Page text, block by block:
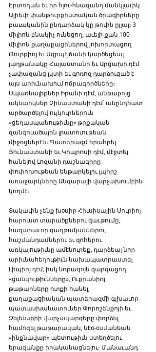
Էրտողան եւ իր հլու-հնազանդ մանկլաւիկ
Ալիեւի փանթուրքիստական ծրագիրները
բաւականին ընդարձակ կը թուին ըլլալ։ 3
միլիոն բնակիչ ունեցող, աւելի քան 100
միլիոն քաղաքացիներով յոխորտացող
Թուրքիոյ եւ Ազրպէյճանի կարծեցեալ
յաղթանակը Հայաստանի եւ Արցախի դէմ
չափազանց լկտի եւ գոռոզ դարձուցած է
այս արիւնախում ոճրագործները։
Սպառնալիքներ Իրանի դէմ, անթաքոյց
ակնարկներ Չինաստանի դէմ՝ անընդհատ
արծարծելով ույկուրներուն
«ցեղասպանութիւնը» թրքական
զանգուածային լրատուութեան
միջոցներէն։ Պատերազմ հրահրել
Յունաստանի եւ Կիպրոսի դէմ, մէջտեյ
հանելով Լոզանի դաշնագիրը
փոփոխութեան ենթարկելու լպիրշ
առաջարկները Անգարայի վարչախումբին
կողմէ։
Տակաւին չենք խօսիր Հիւսիսային Սուրիոյ
հարուստ տարածքներու զաւթումը,
հազարաւոր գաղթականներու,
հաշմանդամներու եւ զոհերու
առկայութիւնը ամէնուրեք, դարձեալ նոր
արիւնահեղութիւն նախապատրաստել
Լիպիոյ դէմ, իսկ նորագոյն զարգացող
«ցանկութիւնները», Ուքրանիոյ
թաթարները ոտքի հանել,
քաղաքացիական պատերազմի գլխաւոր
պատասխանատուներ Փորոշենքոյի եւ
Զելենսքիի վարչակարգերը փորձել
համոզել թաթարական, նէօ-օսմանեան
«ինքնավար» պետութիւն ստեղծելու
երազանքը իրականացնելու։ Մանաւանդ